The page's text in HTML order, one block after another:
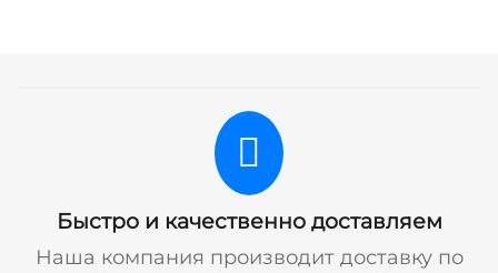
Быстро и качественно доставляем
Наша компания производит доставку по